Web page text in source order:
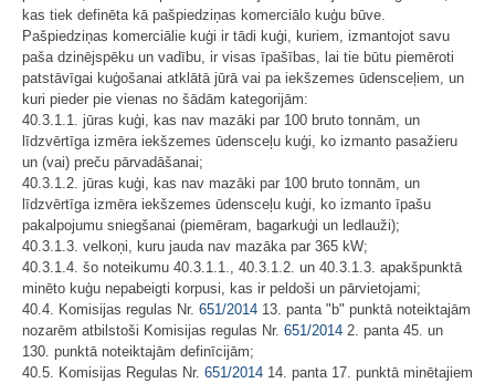
kas tiek definēta kā pašpiedziņas komerciālo kuģu būve.
Pašpiedziņas komerciālie kuģi ir tādi kuģi, kuriem, izmantojot savu
paša dzinējspēku un vadību, ir visas īpašības, lai tie būtu piemēroti
patstāvīgai kuģošanai atklātā jūrā vai pa iekšzemes ūdensceļiem, un
kuri pieder pie vienas no šādām kategorijām:
40.3.1.1. jūras kuģi, kas nav mazāki par 100 bruto tonnām, un
līdzvērtīga izmēra iekšzemes ūdensceļu kuģi, ko izmanto pasažieru
un (vai) preču pārvadāšanai;
40.3.1.2. jūras kuģi, kas nav mazāki par 100 bruto tonnām, un
līdzvērtīga izmēra iekšzemes ūdensceļu kuģi, ko izmanto īpašu
pakalpojumu sniegšanai (piemēram, bagarkuģi un ledlauži);
40.3.1.3. velkoņi, kuru jauda nav mazāka par 365 kW;
40.3.1.4. šo noteikumu 40.3.1.1., 40.3.1.2. un 40.3.1.3. apakšpunktā
minēto kuģu nepabeigti korpusi, kas ir peldoši un pārvietojami;
40.4. Komisijas regulas Nr. 651/2014 13. panta "b" punktā noteiktajām
nozarēm atbilstoši Komisijas regulas Nr. 651/2014 2. panta 45. un
130. punktā noteiktajām definīcijām;
40.5. Komisijas Regulas Nr. 651/2014 14. panta 17. punktā minētajiem